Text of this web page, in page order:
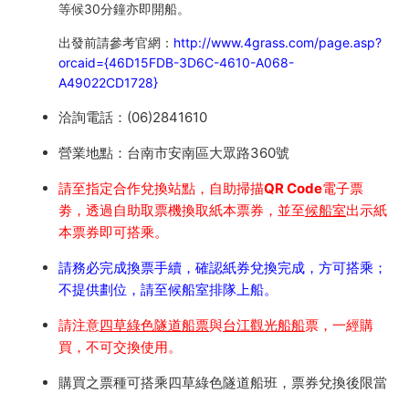
等候30分鐘亦即開船。
出發前請參考官網： http://www.4grass.com/page.asp?
orcaid={46D15FDB-3D6C-4610-A068-
A49022CD1728}
洽詢電話：(06)2841610
營業地點：台南市安南區大眾路360號
請至指定合作兌換站點，自助掃描QR Code電子票
劵，透過自助取票機換取紙本票券，並至候船室出示紙
本票券即可搭乘。
請務必完成換票手續，確認紙券兌換完成，方可搭乘；
不提供劃位，請至候船室排隊上船。
請注意四草綠色隧道船票與台江觀光船船票，一經購
買，不可交換使用。
購買之票種可搭乘四草綠色隧道船班，票券兌換後限當